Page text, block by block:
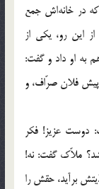
در خانه‌اش جمع
اين رو، يكي از
به او داد و گفت:
پيش فلان صرّاف، و
دوست عزيز! فكر
ملاّك گفت: نه!
برآيد، حقش را